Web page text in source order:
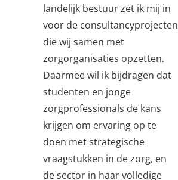
landelijk bestuur zet ik mij in
voor de consultancyprojecten
die wij samen met
zorgorganisaties opzetten.
Daarmee wil ik bijdragen dat
studenten en jonge
zorgprofessionals de kans
krijgen om ervaring op te
doen met strategische
vraagstukken in de zorg, en
de sector in haar volledige